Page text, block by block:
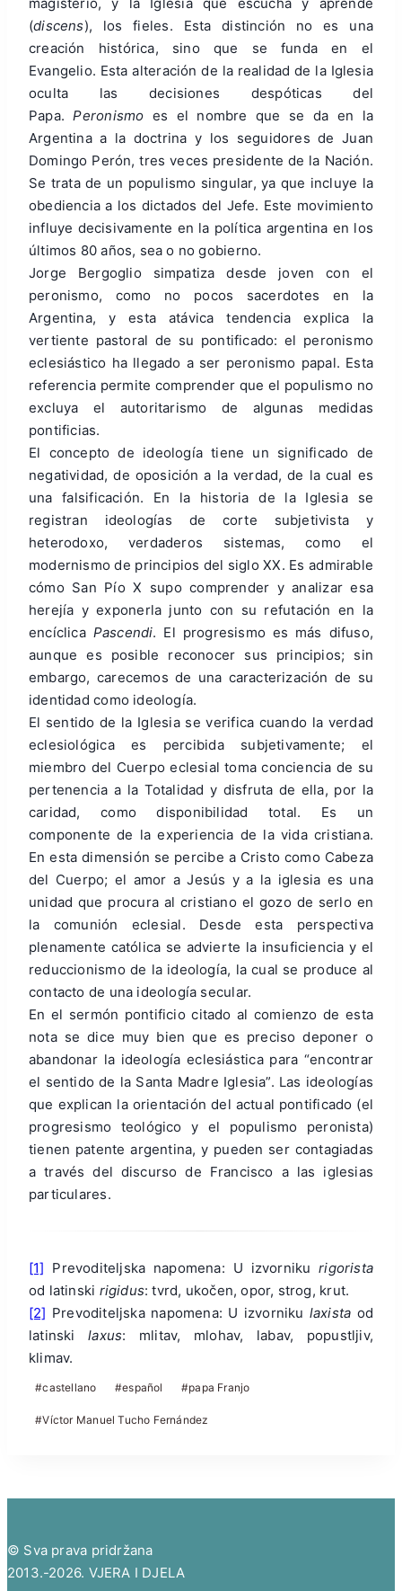
magisterio, y la Iglesia que escucha y aprende
(discens), los fieles. Esta distinción no es una
creación histórica, sino que se funda en el
Evangelio. Esta alteración de la realidad de la Iglesia
oculta las decisiones despóticas del
Papa.Peronismo es el nombre que se da en la
Argentina a la doctrina y los seguidores de Juan
Domingo Perón, tres veces presidente de la Nación.
Se trata de un populismo singular, ya que incluye la
obediencia a los dictados del Jefe. Este movimiento
influye decisivamente en la política argentina en los
últimos 80 años, sea o no gobierno.
Jorge Bergoglio simpatiza desde joven con el
peronismo, como no pocos sacerdotes en la
Argentina, y esta atávica tendencia explica la
vertiente pastoral de su pontificado: el peronismo
eclesiástico ha llegado a ser peronismo papal. Esta
referencia permite comprender que el populismo no
excluya el autoritarismo de algunas medidas
pontificias.
El concepto de ideología tiene un significado de
negatividad, de oposición a la verdad, de la cual es
una falsificación. En la historia de la Iglesia se
registran ideologías de corte subjetivista y
heterodoxo, verdaderos sistemas, como el
modernismo de principios del siglo XX. Es admirable
cómo San Pío X supo comprender y analizar esa
herejía y exponerla junto con su refutación en la
encíclica Pascendi. El progresismo es más difuso,
aunque es posible reconocer sus principios; sin
embargo, carecemos de una caracterización de su
identidad como ideología.
El sentido de la Iglesia se verifica cuando la verdad
eclesiológica es percibida subjetivamente; el
miembro del Cuerpo eclesial toma conciencia de su
pertenencia a la Totalidad y disfruta de ella, por la
caridad, como disponibilidad total. Es un
componente de la experiencia de la vida cristiana.
En esta dimensión se percibe a Cristo como Cabeza
del Cuerpo; el amor a Jesús y a la iglesia es una
unidad que procura al cristiano el gozo de serlo en
la comunión eclesial. Desde esta perspectiva
plenamente católica se advierte la insuficiencia y el
reduccionismo de la ideología, la cual se produce al
contacto de una ideología secular.
En el sermón pontificio citado al comienzo de esta
nota se dice muy bien que es preciso deponer o
abandonar la ideología eclesiástica para “encontrar
el sentido de la Santa Madre Iglesia”. Las ideologías
que explican la orientación del actual pontificado (el
progresismo teológico y el populismo peronista)
tienen patente argentina, y pueden ser contagiadas
a través del discurso de Francisco a las iglesias
particulares.
[1] Prevoditeljska napomena: U izvornikurigorista
od latinski rigidus: tvrd, ukočen, opor, strog, krut.
[2] Prevoditeljska napomena: U izvorniku laxista od
latinskilaxus: mlitav, mlohav, labav, popustljiv,
klimav.
Post
#castellano #español #papa Franjo
#Víctor Manuel Tucho Fernández
© Sva prava pridržana
2013.-2026. VJERA I DJELA